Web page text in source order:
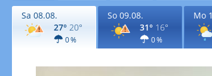
Sa 08.08.
27° 20°
0 %
So 09.08.
31° 16°
0 %
Mo